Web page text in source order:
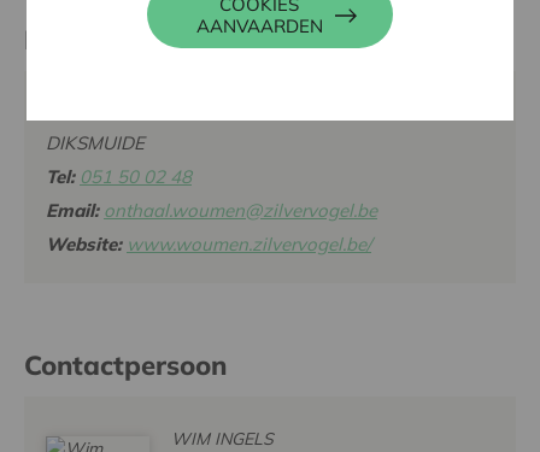
Partner
DIKSMUIDE
Tel: 051 50 02 48
Email: onthaal.woumen@zilvervogel.be
Website: www.woumen.zilvervogel.be/
Contactpersoon
WIM INGELS
AANVAARDEN